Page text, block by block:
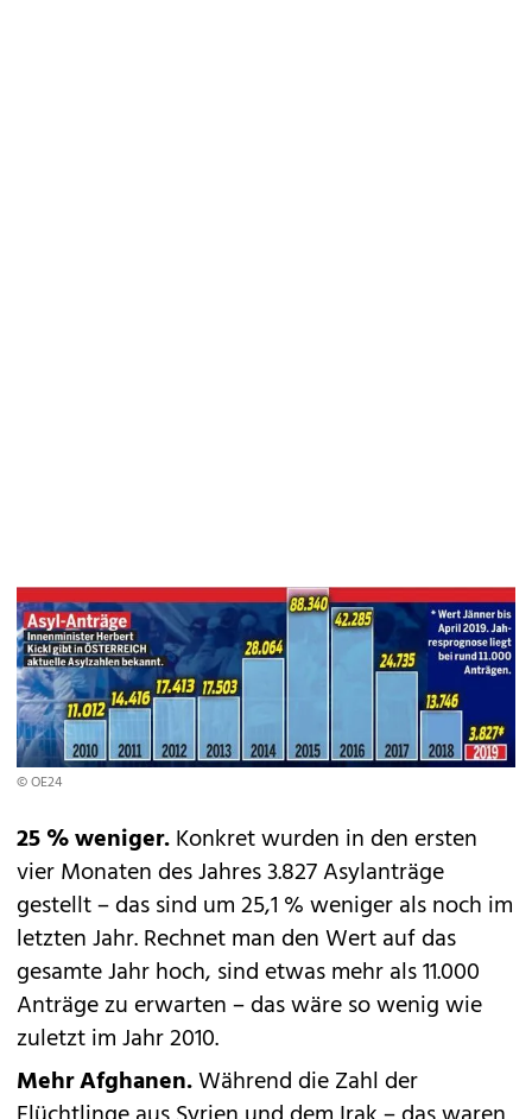
© OE24
25 % weniger.Konkret wurden in den ersten
vier Monaten des Jahres 3.827 Asylanträge
gestellt – das sind um 25,1 % weniger als noch im
letzten Jahr. Rechnet man den Wert auf das
gesamte Jahr hoch, sind etwas mehr als 11.000
Anträge zu erwarten – das wäre so wenig wie
zuletzt im Jahr 2010.
Mehr Afghanen.Während die Zahl der